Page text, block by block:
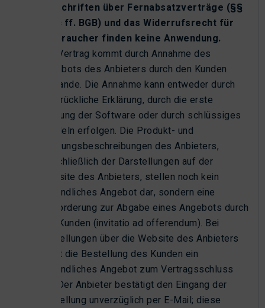
Vorschriften über Fernabsatzverträge (§§
312c ff. BGB) und das Widerrufsrecht für
Verbraucher finden keine Anwendung.
Der Vertrag kommt durch Annahme des
Angebots des Anbieters durch den Kunden
zustande. Die Annahme kann entweder durch
ausdrückliche Erklärung, durch die erste
Nutzung der Software oder durch schlüssiges
Handeln erfolgen. Die Produkt- und
Leistungsbeschreibungen des Anbieters,
einschließlich der Darstellungen auf der
Website des Anbieters, stellen noch kein
verbindliches Angebot dar, sondern eine
Aufforderung zur Abgabe eines Angebots durch
den Kunden (invitatio ad offerendum). Bei
Bestellungen über die Website des Anbieters
stellt die Bestellung des Kunden ein
verbindliches Angebot zum Vertragsschluss
dar. Der Anbieter bestätigt den Eingang der
Bestellung unverzüglich per E-Mail; diese